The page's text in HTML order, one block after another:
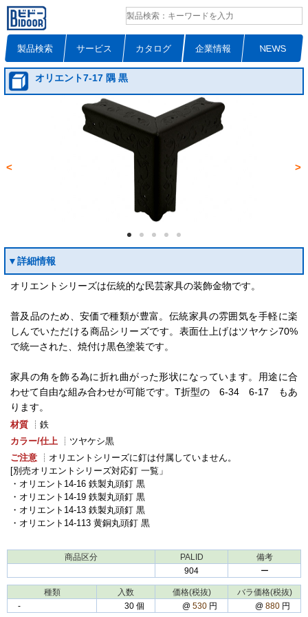
製品検索 サービス カタログ 企業情報 NEWS
オリエント7-17 隅 黒
< >
▼詳細情報
オリエントシリーズは伝統的な民芸家具の装飾金物です。
普及品のため、安価で種類が豊富。伝統家具の雰囲気を手軽に楽
しんでいただける商品シリーズです。表面仕上げはツヤケシ70%
で統一された、焼付け黒色塗装です。
家具の角を飾る為に折れ曲がった形状になっています。用途に合
わせて自由な組み合わせが可能です。T折型の 6-34 6-17 もあ
ります。
材質
┊鉄
カラー/仕上
┊ツヤケシ黒
ご注意
┊オリエントシリーズに釘は付属していません。
[別売オリエントシリーズ対応釘 一覧」
・オリエント14-16 鉄製丸頭釘 黒
・オリエント14-19 鉄製丸頭釘 黒
・オリエント14-13 鉄製丸頭釘 黒
・オリエント14-113 黄銅丸頭釘 黒
商品区分 PALID
備考
904
ー
種類 入数 価格(税抜)
バラ価格(税抜)
‐
30 個 @ 530 円 @ 880 円